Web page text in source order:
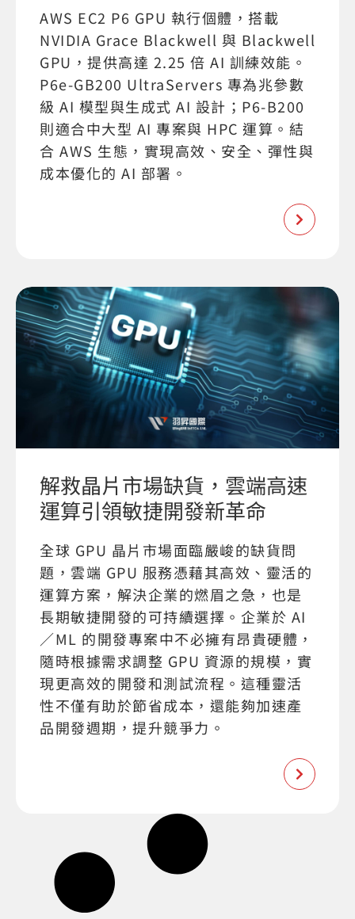
AWS EC2 P6 GPU 執行個體，搭載
NVIDIA Grace Blackwell 與 Blackwell
GPU，提供高達 2.25 倍 AI 訓練效能。
P6e-GB200 UltraServers 專為兆參數
級 AI 模型與生成式 AI 設計；P6-B200
則適合中大型 AI 專案與 HPC 運算。結
合 AWS 生態，實現高效、安全、彈性與
成本優化的 AI 部署。
解救晶片市場缺貨，雲端高速
運算引領敏捷開發新革命
全球 GPU 晶片市場面臨嚴峻的缺貨問
題，雲端 GPU 服務憑藉其高效、靈活的
運算方案，解決企業的燃眉之急，也是
長期敏捷開發的可持續選擇。企業於 AI
／ML 的開發專案中不必擁有昂貴硬體，
隨時根據需求調整 GPU 資源的規模，實
現更高效的開發和測試流程。這種靈活
性不僅有助於節省成本，還能夠加速產
品開發週期，提升競爭力。